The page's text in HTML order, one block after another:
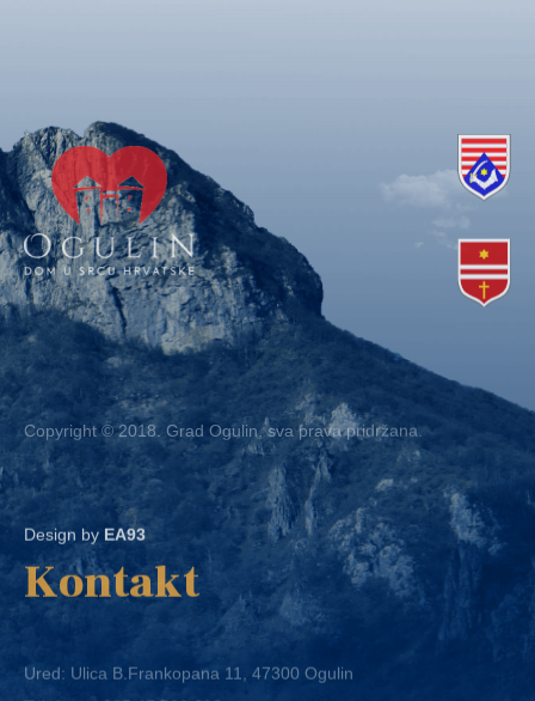
Copyright © 2018. Grad Ogulin, sva prava pridržana.
Design byEA93
Kontakt
Ured: Ulica B.Frankopana 11, 47300 Ogulin
Telefon:+ 385 47 522 612